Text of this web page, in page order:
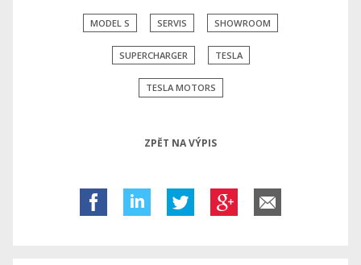
MODEL S SERVIS SHOWROOM
SUPERCHARGER TESLA
TESLA MOTORS
ZPĚT NA VÝPIS